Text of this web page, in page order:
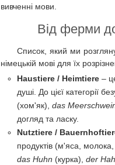
вивченні мови.
Від ферми
Список, який ми
німецькій мові для їх
Haustiere / Heimtiere –
душі. До цієї категорії
(хом'як), das
догляд та ласку.
Nutztiere /
продуктів (м'яса,
das Huhn (курка), der